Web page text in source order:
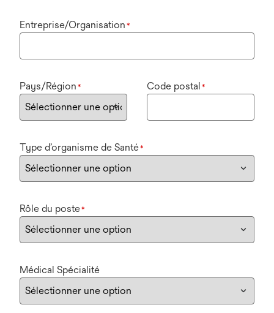
Entreprise/Organisation *
Pays/Région * Code postal *
Type d’organisme de Santé*
Rôle du poste*
Médical Spécialité